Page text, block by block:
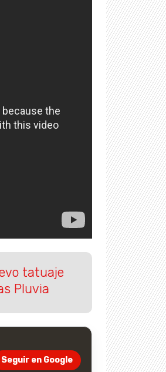
tatuaje
Pluvia
Seguir en Google